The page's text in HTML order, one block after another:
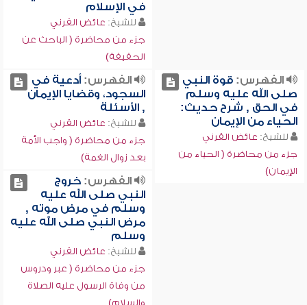
في الإسلام
للشيخ: عائض القرني
جزء من محاضرة ( الباحث عن
الحقيقة)
الفهرس:قوة النبي
صلى الله عليه وسلم
في الحق , شرح حديث:
الحياء من الإيمان
للشيخ: عائض القرني
جزء من محاضرة ( الحياء من
الإيمان)
الفهرس:أدعية في
السجود، وقضايا الإيمان
, الأسئلة
للشيخ: عائض القرني
جزء من محاضرة ( واجب الأمة
بعد زوال الغمة)
الفهرس:خروج
النبي صلى الله عليه
وسلم في مرض موته ,
مرض النبي صلى الله عليه
وسلم
للشيخ: عائض القرني
جزء من محاضرة ( عبر ودروس
من وفاة الرسول عليه الصلاة
والسلام)